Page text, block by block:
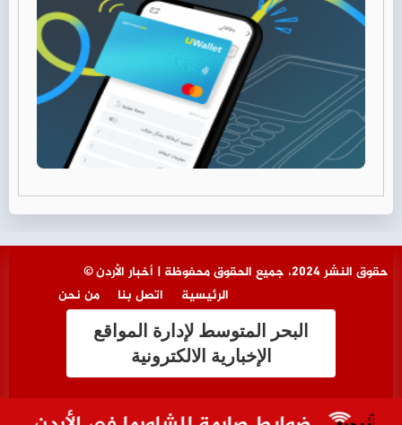
© حقوق النشر 2024، جميع الحقوق محفوظة | أخبار الأردن
من نحن
اتصل بنا الرئيسية
البحر المتوسط لإدارة المواقع
الإخبارية الالكترونية